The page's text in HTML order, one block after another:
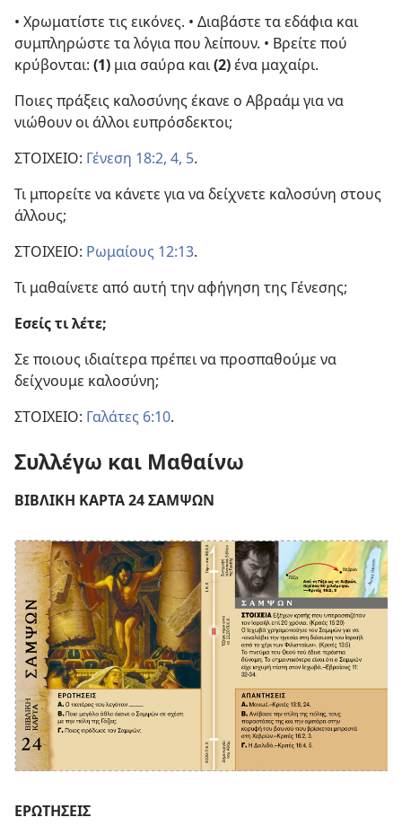
• Χρωματίστε τις εικόνες. • Διαβάστε τα εδάφια και
συμπληρώστε τα λόγια που λείπουν. • Βρείτε πού
κρύβονται: (1) μια σαύρα και(2)ένα μαχαίρι.
Ποιες πράξεις καλοσύνης έκανε ο Αβραάμ για να
νιώθουν οι άλλοι ευπρόσδεκτοι;
ΣΤΟΙΧΕΙΟ: Γένεση 18:2, 4, 5.
Τι μπορείτε να κάνετε για να δείχνετε καλοσύνη στους
άλλους;
ΣΤΟΙΧΕΙΟ: Ρωμαίους 12:13.
Τι μαθαίνετε από αυτή την αφήγηση της Γένεσης;
Εσείς τι λέτε;
Σε ποιους ιδιαίτερα πρέπει να προσπαθούμε να
δείχνουμε καλοσύνη;
ΣΤΟΙΧΕΙΟ: Γαλάτες 6:10.
Συλλέγω και Μαθαίνω
ΒΙΒΛΙΚΗ ΚΑΡΤΑ 24 ΣΑΜΨΩΝ
ΕΡΩΤΗΣΕΙΣ